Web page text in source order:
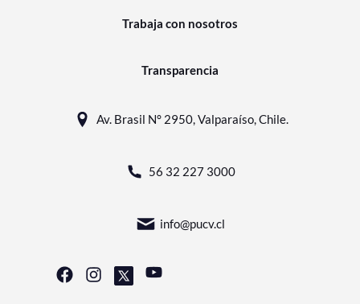
Trabaja con nosotros
Transparencia
Av. Brasil N° 2950, Valparaíso, Chile.
56 32 227 3000
info@pucv.cl